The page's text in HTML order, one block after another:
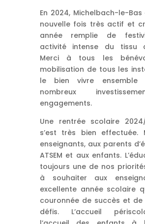
En 2024, Michelbach-le-
nouvelle fois très actif et
année remplie de
activité intense du tissu
Merci à tous les
mobilisation de tous les
le bien vivre ensemble
nombreux
engagements.
Une rentrée scolaire
s’est très bien effectuée.
enseignants, aux parents
ATSEM et aux enfants.
toujours une de nos
à souhaiter aux
excellente année scolaire
couronnée de succès et de
défis. L’accueil